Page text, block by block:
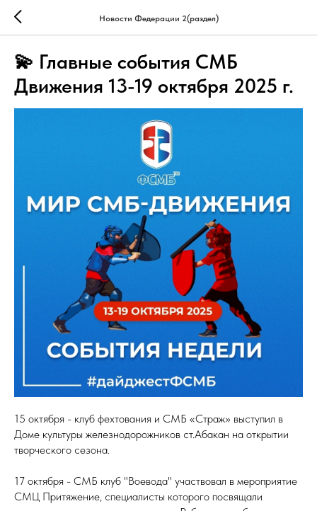
Новости Федерации 2(раздел)
💫 Главные события СМБ
Движения 13-19 октября 2025 г.
15 октября - клуб фехтования и СМБ «Страж» выступил в
Доме культуры железнодорожников ст.Абакан на открытии
творческого сезона.
17 октября - СМБ клуб "Воевода" участвовал в мероприятие
СМЦ Притяжение, специалисты которого посвящали